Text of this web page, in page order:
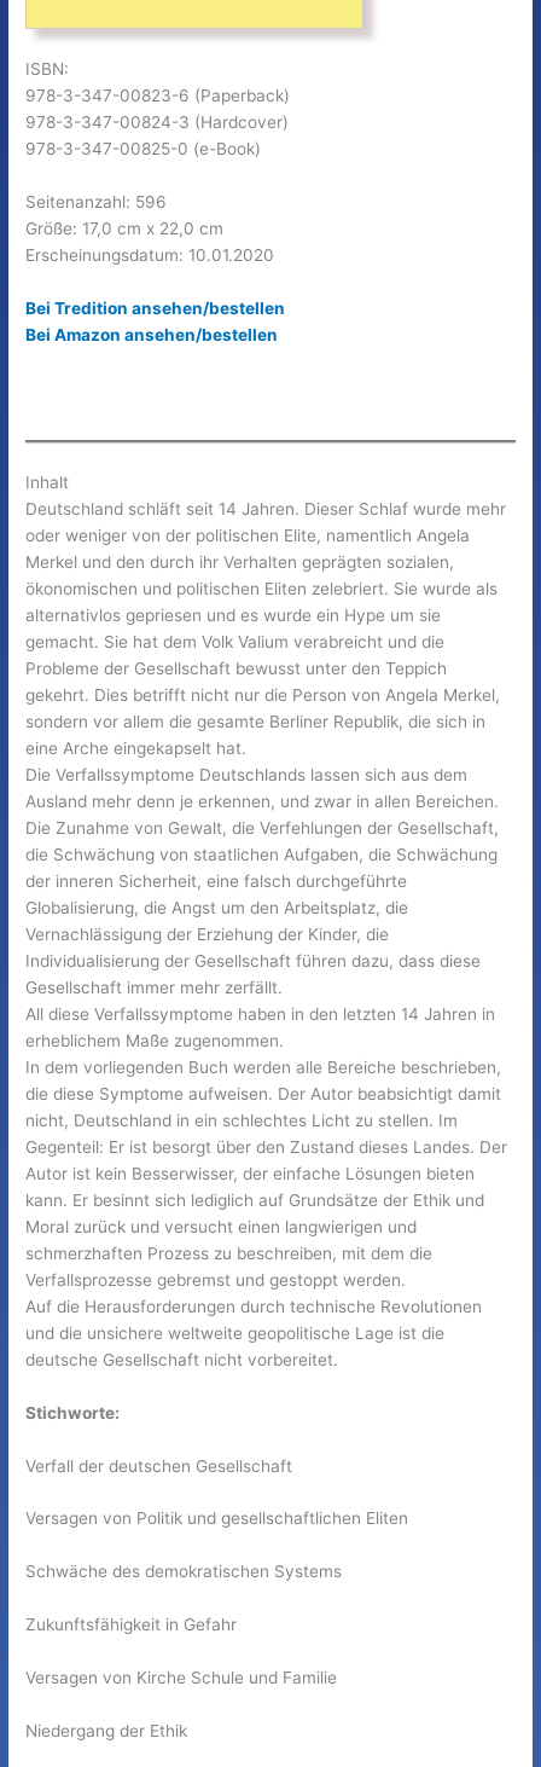
ISBN:
978-3-347-00823-6 (Paperback)
978-3-347-00824-3 (Hardcover)
978-3-347-00825-0 (e-Book)
Seitenanzahl: 596
Größe: 17,0 cm x 22,0 cm
Erscheinungsdatum: 10.01.2020
Bei Tredition ansehen/bestellen
Bei Amazon ansehen/bestellen
Inhalt
Deutschland schläft seit 14 Jahren. Dieser Schlaf wurde mehr
oder weniger von der politischen Elite, namentlich Angela
Merkel und den durch ihr Verhalten geprägten sozialen,
ökonomischen und politischen Eliten zelebriert. Sie wurde als
alternativlos gepriesen und es wurde ein Hype um sie
gemacht. Sie hat dem Volk Valium verabreicht und die
Probleme der Gesellschaft bewusst unter den Teppich
gekehrt. Dies betrifft nicht nur die Person von Angela Merkel,
sondern vor allem die gesamte Berliner Republik, die sich in
eine Arche eingekapselt hat.
Die Verfallssymptome Deutschlands lassen sich aus dem
Ausland mehr denn je erkennen, und zwar in allen Bereichen.
Die Zunahme von Gewalt, die Verfehlungen der Gesellschaft,
die Schwächung von staatlichen Aufgaben, die Schwächung
der inneren Sicherheit, eine falsch durchgeführte
Globalisierung, die Angst um den Arbeitsplatz, die
Vernachlässigung der Erziehung der Kinder, die
Individualisierung der Gesellschaft führen dazu, dass diese
Gesellschaft immer mehr zerfällt.
All diese Verfallssymptome haben in den letzten 14 Jahren in
erheblichem Maße zugenommen.
In dem vorliegenden Buch werden alle Bereiche beschrieben,
die diese Symptome aufweisen. Der Autor beabsichtigt damit
nicht, Deutschland in ein schlechtes Licht zu stellen. Im
Gegenteil: Er ist besorgt über den Zustand dieses Landes. Der
Autor ist kein Besserwisser, der einfache Lösungen bieten
kann. Er besinnt sich lediglich auf Grundsätze der Ethik und
Moral zurück und versucht einen langwierigen und
schmerzhaften Prozess zu beschreiben, mit dem die
Verfallsprozesse gebremst und gestoppt werden.
Auf die Herausforderungen durch technische Revolutionen
und die unsichere weltweite geopolitische Lage ist die
deutsche Gesellschaft nicht vorbereitet.
Stichworte:
Verfall der deutschen Gesellschaft
Versagen von Politik und gesellschaftlichen Eliten
Schwäche des demokratischen Systems
Zukunftsfähigkeit in Gefahr
Versagen von Kirche Schule und Familie
Niedergang der Ethik